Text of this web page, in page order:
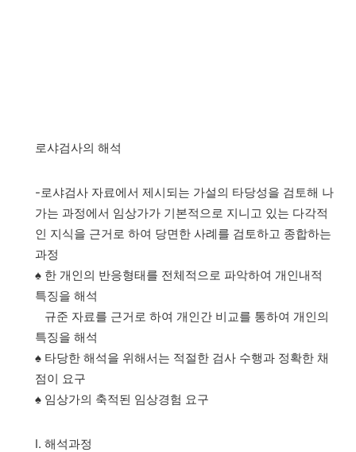
로샤검사의 해석
-로샤검사 자료에서 제시되는 가설의 타당성을 검토해 나
가는 과정에서 임상가가 기본적으로 지니고 있는 다각적
인 지식을 근거로 하여 당면한 사례를 검토하고 종합하는
과정
♠ 한 개인의 반응형태를 전체적으로 파악하여 개인내적
특징을 해석
규준 자료를 근거로 하여 개인간 비교를 통하여 개인의
특징을 해석
♠ 타당한 해석을 위해서는 적절한 검사 수행과 정확한 채
점이 요구
♠ 임상가의 축적된 임상경험 요구
Ⅰ. 해석과정